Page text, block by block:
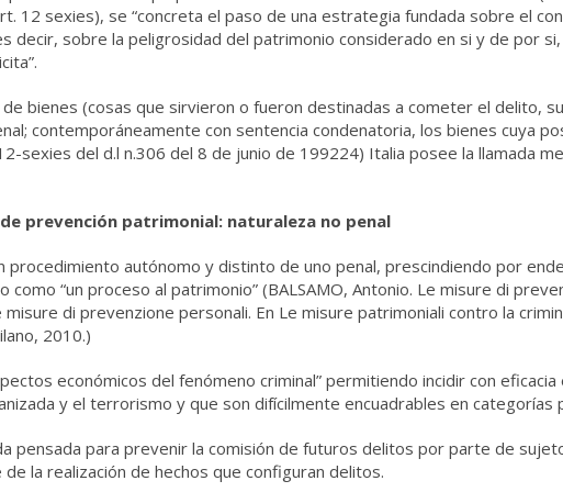
12 sexies), se “concreta el paso de una estrategia fundada sobre el
decir, sobre la peligrosidad del patrimonio considerado en si y de por
bienes (cosas que sirvieron o fueron destinadas a cometer el delito,
contemporáneamente con sentencia condenatoria, los bienes cuya
sexies del d.l n.306 del 8 de junio de 199224) Italia posee la llamada
prevención patrimonial: naturaleza no penal
procedimiento autónomo y distinto de uno penal, prescindiendo por
“un proceso al patrimonio” (BALSAMO, Antonio. Le misure di
di prevenzione personali. En Le misure patrimoniali contro la
2010.)
económicos del fenómeno criminal” permitiendo incidir con eficacia
y el terrorismo y que son difícilmente encuadrables en categorías
pensada para prevenir la comisión de futuros delitos por parte de
la realización de hechos que configuran delitos.